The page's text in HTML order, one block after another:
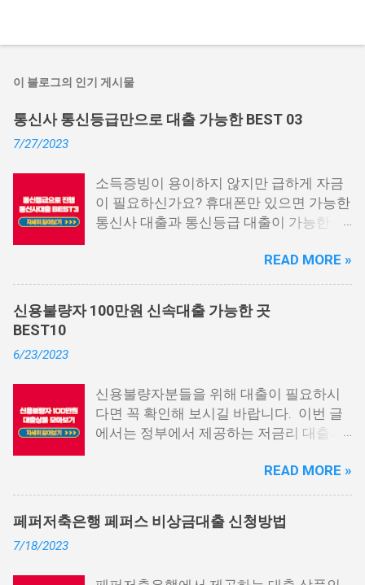
이 블로그의 인기 게시물
통신사 통신등급만으로 대출 가능한 BEST 03
7/27/2023
소득증빙이 용이하지 않지만 급하게 자금
이 필요하신가요? 휴대폰만 있으면 가능한
통신사 대출과 통신등급 대출이 가능한 곳
신사 대출이란? 급히 자금이 필요한 상황
이 발생하면, 때로는 소액 대출을 고려해야
할 수도 있습니다. 하지만 이직 준비로 인
해 무직 상태이거나 소득 증빙이 어려운 상
대출 상품은 휴대폰만 있으면 간편하게 신
청할 수 있으며, 통신 등급에 따라 대출이
가능합니다. 마치 신용등급처럼 등급별로
부 내역과 장기간에 걸쳐 통신사를 이용한
우량한 고객이면, 추가 혜택도 받을 수 있
습니다. 급히 자금이 필요한 경우, 소액 대
출이 용이하지 않을 수 있습니다. 특히, 현
READ MORE »
신용불량자 100만원 신속대출 가능한 곳
BEST10
6/23/2023
신용불량자분들을 위해 대출이 필요하시
다면 꼭 확인해 보시길 바랍니다. 이번 글
에서는 정부에서 제공하는 저금리 대출과
상위 10개 상품을 추천해 드립니다. 📌 목
차 1. 소액생계비대출: 연체자 100만원 대
출 2. 신용회복위원회 성실상환자대출 3.
신용회복위원회 비대면 간편대출 4. 햇살
READ MORE »
페퍼저축은행 페퍼스 비상금대출 신청방법
7/18/2023